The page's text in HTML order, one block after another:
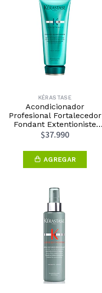
KÉRASTASE
Acondicionador
Profesional Fortalecedor
Fondant Extentioniste
200ml Kérastase
$37.990
AGREGAR